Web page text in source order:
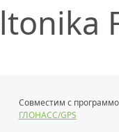
Совместим с
ГЛОНАСС/GPS